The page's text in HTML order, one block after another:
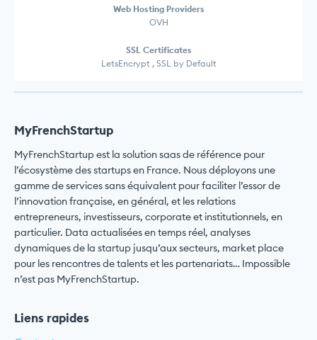
Web Hosting Providers
OVH
SSL Certificates
LetsEncrypt , SSL by Default
MyFrenchStartup
MyFrenchStartup est la solution saas de référence pour
l’écosystème des startups en France. Nous déployons une
gamme de services sans équivalent pour faciliter l’essor de
l’innovation française, en général, et les relations
entrepreneurs, investisseurs, corporate et institutionnels, en
particulier. Data actualisées en temps réel, analyses
dynamiques de la startup jusqu’aux secteurs, market place
pour les rencontres de talents et les partenariats… Impossible
n’est pas MyFrenchStartup.
Liens rapides